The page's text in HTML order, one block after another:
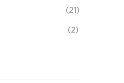
(21)
(2)